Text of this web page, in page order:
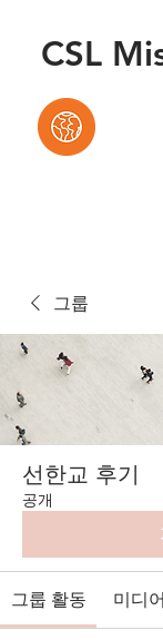
CSL
그룹
선한교 후기
공개
그룹 활동 미디어